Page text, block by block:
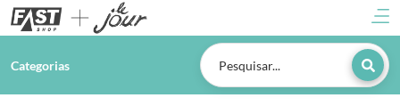
Categorias